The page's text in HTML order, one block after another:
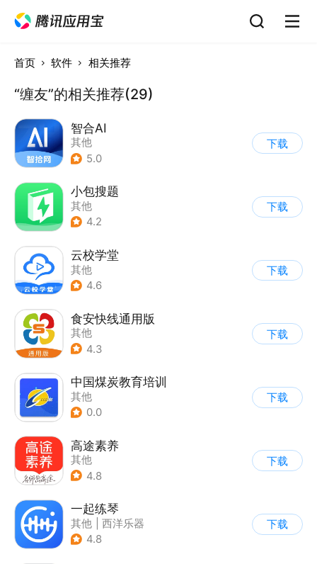
首页 软件 相关推荐
“缠友”的相关推荐(29)
智合AI
其他
5.0
下载
小包搜题
其他
4.2
下载
云校学堂
其他
4.6
下载
食安快线通用版
其他
4.3
下载
中国煤炭教育培训
其他
0.0
下载
高途素养
其他
4.8
下载
一起练琴
其他
西洋乐器
| 兴趣学习
4.8
下载